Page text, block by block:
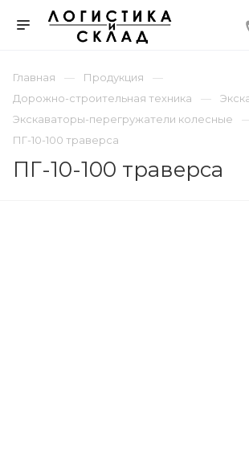
Главная
Продукция
Дорожно-строительная техника
Экскаваторы-перегружатели колесные
ПГ-10-100 траверса
ПГ-10-100 траверса